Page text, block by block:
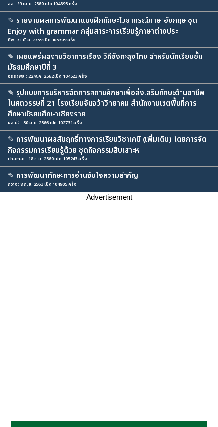
aa : 29 เม.ย. 2560 เปิด 104895 ครั้ง
✎ รายงานผลการพัฒนาแบบฝึกทักษะไวยากรณ์ภาษาอังกฤษ ชุด
Enjoy with grammar กลุ่มสาระการเรียนรู้ภาษาต่างประ
ทิพ : 31 มี.ค. 2559 เปิด 105309 ครั้ง
✎ เผยแพร่ผลงานวิชาการเรื่อง วิถีอังกะลุงไทย สำหรับนักเรียนชั้น
มัธยมศึกษาปีที่ 3
อรรถพล : 22 พ.ค. 2562 เปิด 104523 ครั้ง
✎ รูปแบบการบริหารจัดการสถานศึกษาเพื่อส่งเสริมทักษะด้านอาชีพ
ในศตวรรษที่ 21 โรงเรียนจันจว้าวิทยาคม สำนักงานเขตพื้นที่การ
ศึกษามัธยมศึกษาเชียงราย
ผอ.ธีร์ : 30 มิ.ย. 2566 เปิด 102731 ครั้ง
✎ การพัฒนาผลสัมฤทธิ์ทางการเรียนวิชาเคมี (เพิ่มเติม) โดยการจัด
กิจกรรมการเรียนรู้ด้วย ชุดกิจกรรมสืบเสาะห
chamai : 18 ก.ย. 2560 เปิด 105243 ครั้ง
✎ การพัฒนาทักษะการอ่านจับใจความสำคัญ
กวาง : 8 ก.ย. 2563 เปิด 104905 ครั้ง
Advertisement